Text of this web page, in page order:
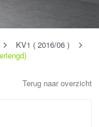
KV1 ( 2016/06 )
Terug naar overzicht